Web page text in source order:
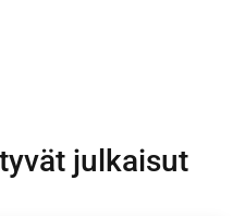
julkaisut